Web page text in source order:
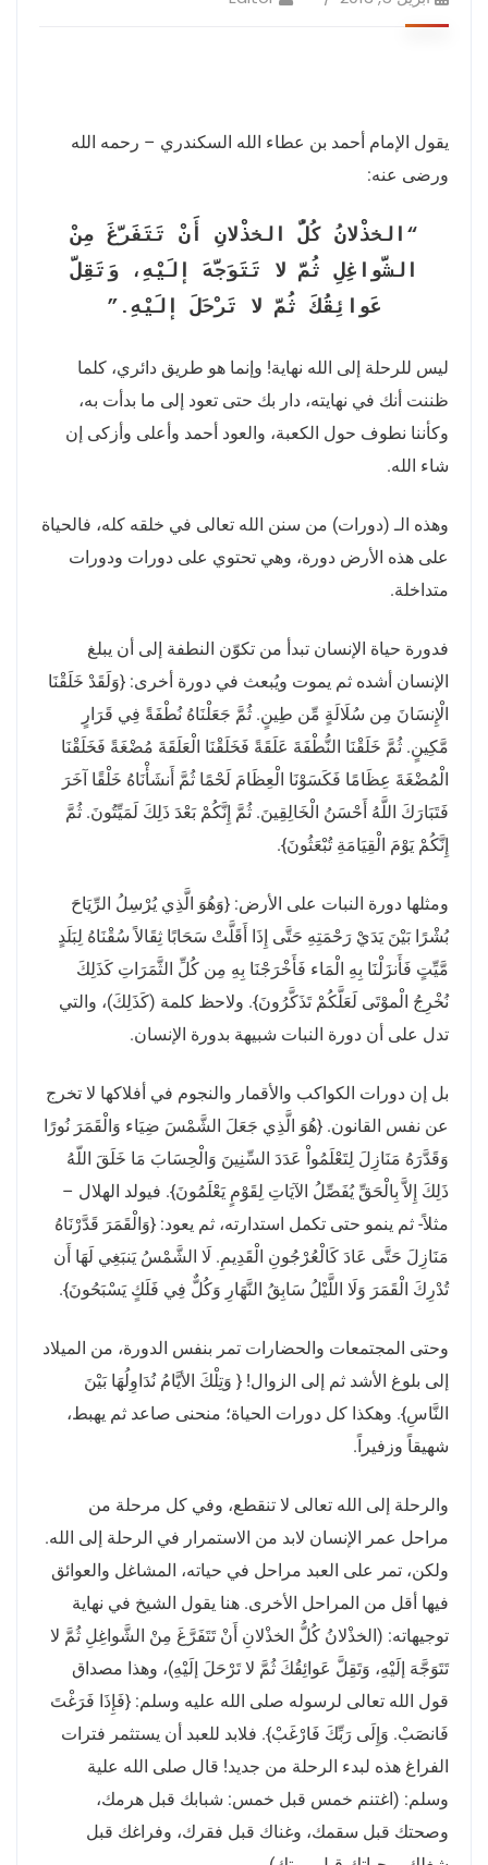
يقول الإمام أحمد بن عطاء الله السكندري – رحمه الله
ورضى عنه:
“الخذْلانُ كُلُّ الخذْلانِ أَنْ تَتَفَرَّغَ مِنْ
الشَّواغِلِ ثُمَّ لا تَتَوَجَّهَ إلَيْهِ، وَتَقِلَّ
عَوائِقُكَ ثُمَّ لا تَرْحَلَ إلَيْهِ.”
ليس للرحلة إلى الله نهاية! وإنما هو طريق دائري، كلما
ظننت أنك في نهايته، دار بك حتى تعود إلى ما بدأت به،
وكأننا نطوف حول الكعبة، والعود أحمد وأعلى وأزكى إن
شاء الله.
وهذه الـ (دورات) من سنن الله تعالى في خلقه كله، فالحياة
على هذه الأرض دورة، وهي تحتوي على دورات ودورات
متداخلة.
فدورة حياة الإنسان تبدأ من تكوّن النطفة إلى أن يبلغ
الإنسان أشده ثم يموت ويُبعث في دورة أخرى: {وَلَقَدْ خَلَقْنَا
الْإِنسَانَ مِن سُلَالَةٍ مِّن طِينٍ. ثُمَّ جَعَلْنَاهُ نُطْفَةً فِي قَرَارٍ
مَّكِينٍ. ثُمَّ خَلَقْنَا النُّطْفَةَ عَلَقَةً فَخَلَقْنَا الْعَلَقَةَ مُضْغَةً فَخَلَقْنَا
الْمُضْغَةَ عِظَامًا فَكَسَوْنَا الْعِظَامَ لَحْمًا ثُمَّ أَنشَأْنَاهُ خَلْقًا آخَرَ
فَتَبَارَكَ اللَّهُ أَحْسَنُ الْخَالِقِينَ. ثُمَّ إِنَّكُمْ بَعْدَ ذَلِكَ لَمَيِّتُونَ. ثُمَّ
إِنَّكُمْ يَوْمَ الْقِيَامَةِ تُبْعَثُونَ}.
ومثلها دورة النبات على الأرض: {وَهُوَ الَّذِي يُرْسِلُ الرِّيَاحَ
بُشْرًا بَيْنَ يَدَيْ رَحْمَتِهِ حَتَّى إِذَا أَقَلَّتْ سَحَابًا ثِقَالاً سُقْنَاهُ لِبَلَدٍ
مَّيِّتٍ فَأَنزَلْنَا بِهِ الْمَاء فَأَخْرَجْنَا بِهِ مِن كُلِّ الثَّمَرَاتِ كَذَلِكَ
نُخْرِجُ الْموْتَى لَعَلَّكُمْ تَذَكَّرُونَ}. ولاحظ كلمة (كَذَلِكَ)، والتي
تدل على أن دورة النبات شبيهة بدورة الإنسان.
بل إن دورات الكواكب والأقمار والنجوم في أفلاكها لا تخرج
عن نفس القانون. {هُوَ الَّذِي جَعَلَ الشَّمْسَ ضِيَاء وَالْقَمَرَ نُورًا
وَقَدَّرَهُ مَنَازِلَ لِتَعْلَمُواْ عَدَدَ السِّنِينَ وَالْحِسَابَ مَا خَلَقَ اللّهُ
ذَلِكَ إِلاَّ بِالْحَقِّ يُفَصِّلُ الآيَاتِ لِقَوْمٍ يَعْلَمُونَ}. فيولد الهلال –
مثلاً- ثم ينمو حتى تكمل استدارته، ثم يعود: {وَالْقَمَرَ قَدَّرْنَاهُ
مَنَازِلَ حَتَّى عَادَ كَالْعُرْجُونِ الْقَدِيمِ. لَا الشَّمْسُ يَنبَغِي لَهَا أَن
تُدْرِكَ الْقَمَرَ وَلَا اللَّيْلُ سَابِقُ النَّهَارِ وَكُلٌّ فِي فَلَكٍ يَسْبَحُونَ}.
وحتى المجتمعات والحضارات تمر بنفس الدورة، من الميلاد
إلى بلوغ الأشد ثم إلى الزوال! { وَتِلْكَ الأيَّامُ نُدَاوِلُهَا بَيْنَ
النَّاسِ}. وهكذا كل دورات الحياة؛ منحنى صاعد ثم يهبط،
شهيقاً وزفيراً.
والرحلة إلى الله تعالى لا تنقطع، وفي كل مرحلة من
مراحل عمر الإنسان لابد من الاستمرار في الرحلة إلى الله.
ولكن، تمر على العبد مراحل في حياته، المشاغل والعوائق
فيها أقل من المراحل الأخرى. هنا يقول الشيخ في نهاية
توجيهاته: (الخذْلانُ كُلُّ الخذْلانِ أَنْ تَتَفَرَّغَ مِنْ الشَّواغِلِ ثُمَّ لا
تَتَوَجَّهَ إلَيْهِ، وَتَقِلَّ عَوائِقُكَ ثُمَّ لا تَرْحَلَ إلَيْهِ)، وهذا مصداق
قول الله تعالى لرسوله صلى الله عليه وسلم: {فَإِذَا فَرَغْتَ
فَانصَبْ. وَإِلَى رَبِّكَ فَارْغَبْ}. فلابد للعبد أن يستثمر فترات
الفراغ هذه لبدء الرحلة من جديد! قال صلى الله علية
وسلم: (اغتنم خمس قبل خمس: شبابك قبل هرمك،
وصحتك قبل سقمك، وغناك قبل فقرك، وفراغك قبل